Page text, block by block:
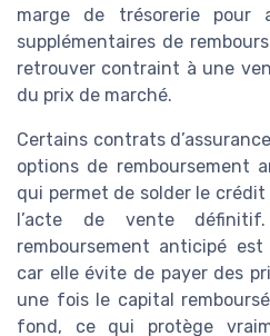
marge de trésorerie pour
supplémentaires de
retrouver contraint à une
du prix de marché.
Certains contrats
options de remboursement
qui permet de solder le
l’acte de vente
remboursement anticipé
car elle évite de payer des
une fois le capital
fond, ce qui protège